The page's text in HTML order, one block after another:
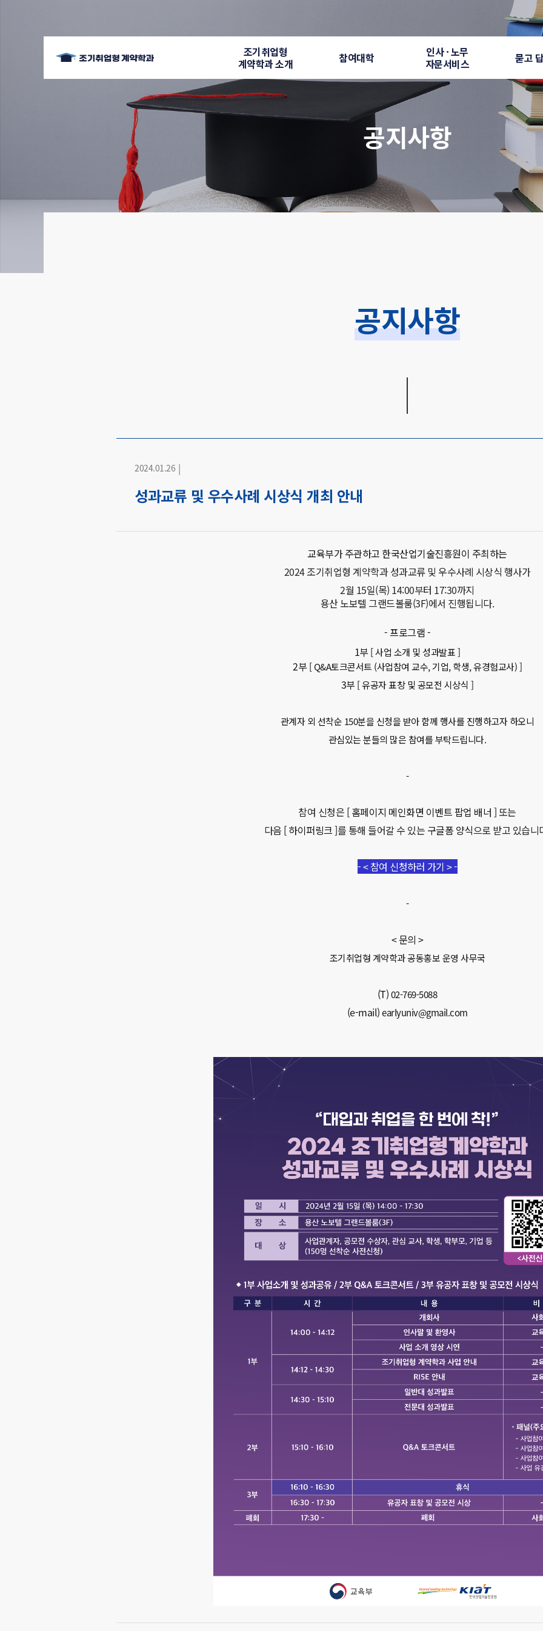
조기취업형
계약학과 소개
참여대학
인사 · 노무
자문서비스
묻고
공지사항
공지사항
2024.01.26 |
성과교류 및 우수사례 시상식 개최 안내
교육부가 주관하고 한국산업기술진흥원이 주최하는
2024 조기취업형 계약학과 성과교류 및 우수사례 시상식 행사가
2월 15일(목) 14:00부터 17:30까지
용산 노보텔 그랜드볼룸(3F)에서 진행됩니다.
- 프로그램 -
1부 [ 사업 소개 및 성과발표 ]
2부 [ Q&A토크콘서트 (사업참여 교수, 기업, 학생, 유경험교사) ]
3부 [ 유공자 표창 및 공모전 시상식 ]
관계자 외 선착순 150분을 신청을 받아 함께 행사를 진행하고자 하오니
관심있는 분들의 많은 참여를 부탁드립니다.
-
참여 신청은 [ 홈페이지 메인화면 이벤트 팝업 배너 ] 또는
다음 [ 하이퍼링크 ]를 통해 들어갈 수 있는 구글폼 양식으로 받고 있습니
-< 참여 신청하러 가기 >-
-
< 문의 >
조기취업형 계약학과 공동홍보 운영 사무국
(T)02-769-5088
(e-mail)earlyuniv@gmail.com